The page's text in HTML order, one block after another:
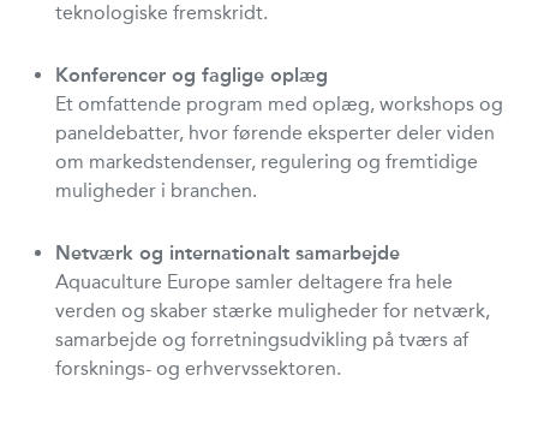
teknologiske fremskridt.
Konferencer og faglige oplæg
Et omfattende program med oplæg, workshops og
paneldebatter, hvor førende eksperter deler viden
om markedstendenser, regulering og fremtidige
muligheder i branchen.
Netværk og internationalt samarbejde
Aquaculture Europe samler deltagere fra hele
verden og skaber stærke muligheder for netværk,
samarbejde og forretningsudvikling på tværs af
forsknings- og erhvervssektoren.